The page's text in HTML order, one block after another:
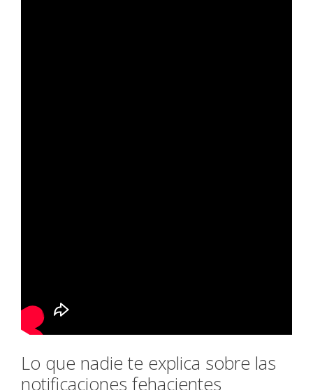
Lo que nadie te explica sobre las
notificaciones fehacientes